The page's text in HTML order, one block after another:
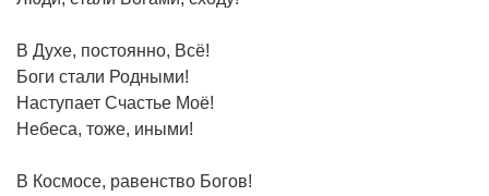
В Духе, постоянно, Всё!
Боги стали Родными!
Наступает Счастье Моё!
Небеса, тоже, иными!
В Космосе, равенство Богов!